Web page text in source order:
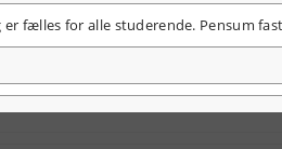
er fælles for alle studerende. Pensum